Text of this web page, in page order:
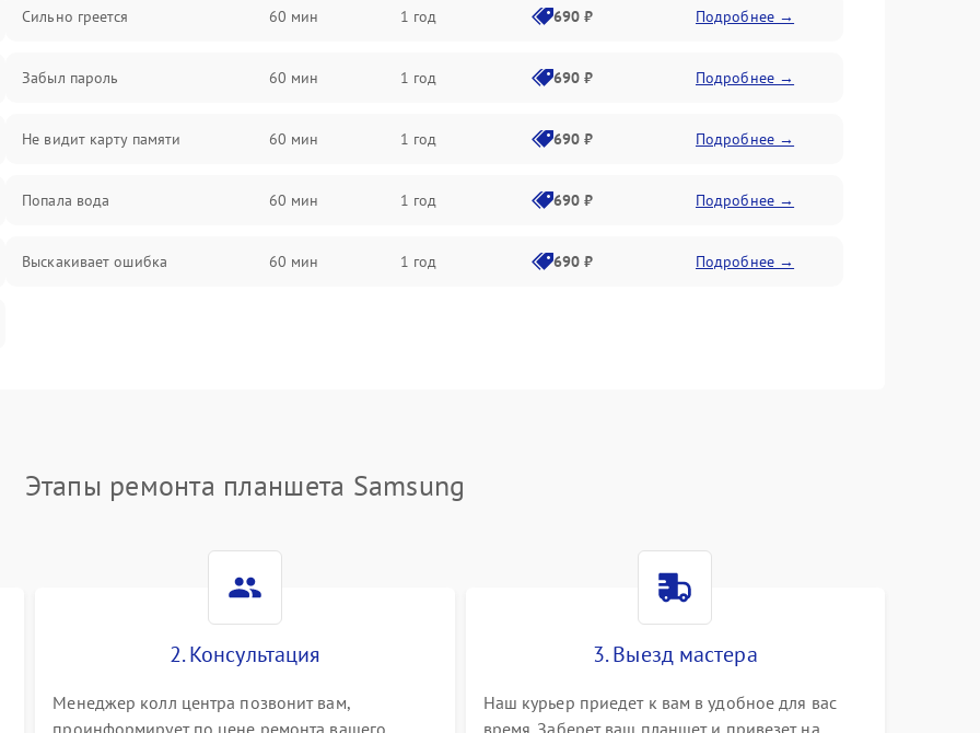
Сильно греется 60 мин 1 год 690 ₽ Подробнее →
Забыл пароль 60 мин 1 год 690 ₽ Подробнее →
Не видит карту памяти 60 мин 1 год 690 ₽ Подробнее →
Попала вода 60 мин 1 год 690 ₽ Подробнее →
Выскакивает ошибка 60 мин 1 год 690 ₽ Подробнее →
Этапы ремонта планшета Samsung
2. Консультация
Менеджер колл центра позвонит вам,
проинформирует по цене ремонта вашего
3. Выезд мастера
Наш курьер приедет к вам в удобное для вас
время. Заберет ваш планшет и привезет на